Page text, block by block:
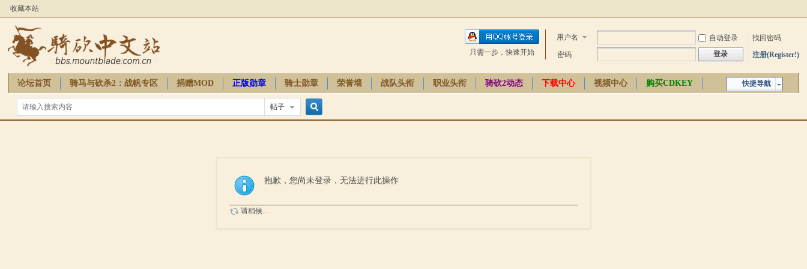
收藏本站
用户名 自动登录
找回密码
密码
登录 注册(Register!)
只需一步，快速开始
快捷导航
论坛首页 骑马与砍杀2：战帆专区 捐赠MOD 正版勋章 骑士勋章 荣誉墙 战队头衔 职业头衔 骑砍2动态 下载中心 视频中心
购买CDKEY
骑砍周边
帖子
索
抱歉，您尚未登录，无法进行此操作
请稍候...